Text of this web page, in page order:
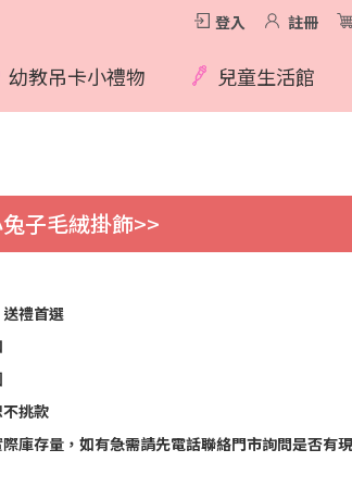
登入 註冊
幼教吊卡小禮物 兒童生活館
子毛絨掛飾>>
禮首選
挑款
庫存量，如有急需請先電話聯絡門市詢問是否有